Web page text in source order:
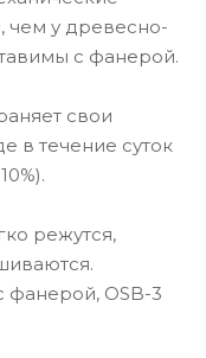
чем у древесно-
с фанерой.
свои
в течение суток
режутся,
фанерой, OSB-3